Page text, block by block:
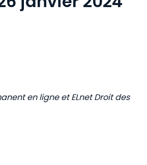
en ligne et ELnet Droit des